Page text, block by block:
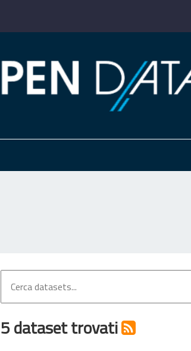
5 dataset trovati